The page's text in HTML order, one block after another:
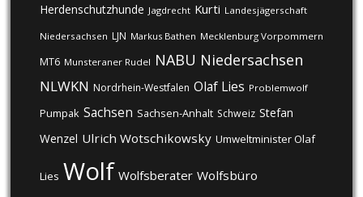
Herdenschutzhunde Jagdrecht Kurti Landesjägerschaft
Niedersachsen LJN Markus Bathen Mecklenburg Vorpommern
MT6 Munsteraner Rudel NABU Niedersachsen
NLWKN Nordrhein-Westfalen Olaf Lies Problemwolf
Pumpak Sachsen Sachsen-Anhalt Schweiz Stefan
Wenzel Ulrich Wotschikowsky Umweltminister Olaf
Lies Wolf Wolfsberater Wolfsbüro